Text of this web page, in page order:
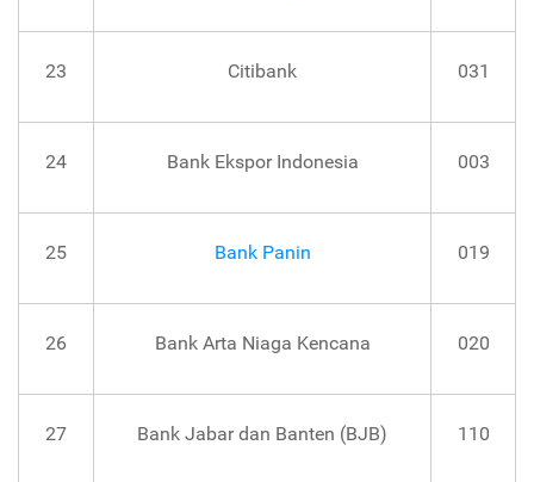
23 Citibank 031
24 Bank Ekspor Indonesia 003
25 Bank Panin 019
26 Bank Arta Niaga Kencana 020
27 Bank Jabar dan Banten (BJB) 110